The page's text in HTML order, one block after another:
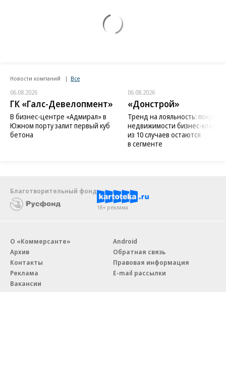
Новости компаний Все
06.08.2026
ГК «Галс-Девелопмент»
В бизнес-центре «Адмирал» в
Южном порту залит первый куб
бетона
06.08.2026
«Донстрой»
Тренд на лояльность:
недвижимости бизнес-класса
из 10 случаев остаются
в сегменте
Благотворительный фонд
18+ реклама
О «Коммерсанте»
Архив
Контакты
Реклама
Вакансии
Android
Обратная связь
Правовая информация
E-mail рассылки